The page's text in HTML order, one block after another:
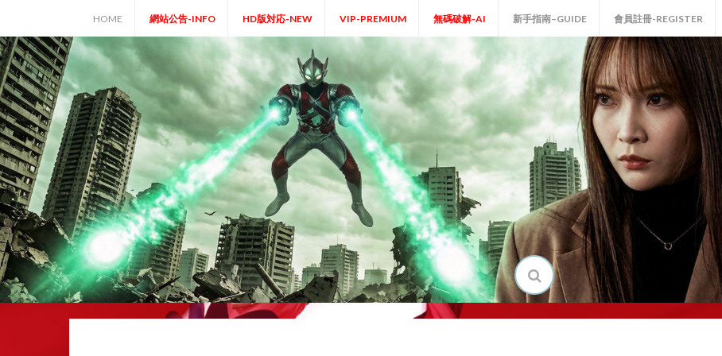
content
HOME 網站公告-INFO HD版対応-NEW VIP-PREMIUM 無碼破解-AI 新手指南–GUIDE 會員註冊-REGISTER